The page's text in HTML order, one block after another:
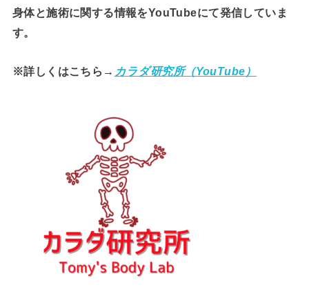
身体と施術に関する情報をYouTubeにて発信していま
す。
※詳しくはこちら→ カラダ研究所（YouTube）